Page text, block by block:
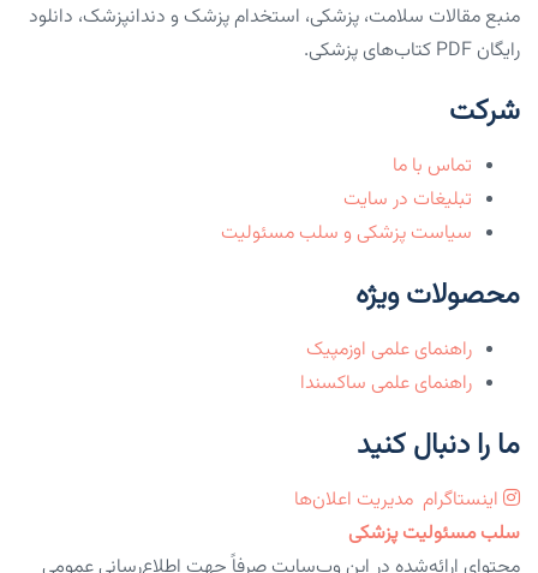
منبع مقالات سلامت، پزشکی، استخدام پزشک و دندانپزشک، دانلود
رایگان PDF کتاب‌های پزشکی.
شرکت
تماس با ما
تبلیغات در سایت
سیاست پزشکی و سلب مسئولیت
محصولات ویژه
راهنمای علمی اوزمپیک
راهنمای علمی ساکسندا
ما را دنبال کنید
اینستاگرام مدیریت اعلان‌ها
سلب مسئولیت پزشکی